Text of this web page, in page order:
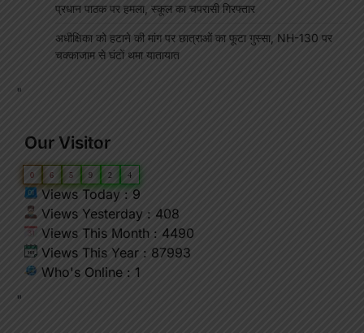
प्रधान पाठक पर हमला, स्कूल का चपरासी गिरफ्तार
अधीक्षिका को हटाने की मांग पर छात्राओं का फूटा गुस्सा, NH-130 पर
चक्काजाम से घंटों थमा यातायात
"
Our Visitor
0 6 5 9 2 4
Views Today : 9
Views Yesterday : 408
Views This Month : 4490
Views This Year : 87993
Who's Online : 1
"